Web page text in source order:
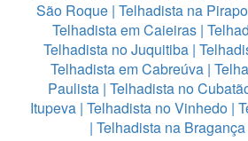
São Roque | Telhadista na
Telhadista em Caieiras |
Telhadista no Juquitiba |
Telhadista em Cabreúva |
Paulista| Telhadista no
Itupeva| Telhadista no Vinhedo|
| Telhadista na